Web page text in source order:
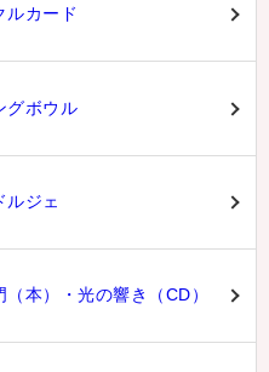
ルカード
グボウル
ルジェ
本）・光の響き（CD）